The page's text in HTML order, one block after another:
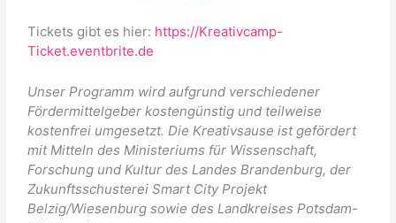
Tickets gibt es hier: https://Kreativcamp-
Ticket.eventbrite.de
Unser Programm wird aufgrund verschiedener
Fördermittelgeber kostengünstig und teilweise
kostenfrei umgesetzt. Die Kreativsause ist gefördert
mit Mitteln des Ministeriums für Wissenschaft,
Forschung und Kultur des Landes Brandenburg, der
Zukunftsschusterei Smart City Projekt
Belzig/Wiesenburg sowie des Landkreises Potsdam-